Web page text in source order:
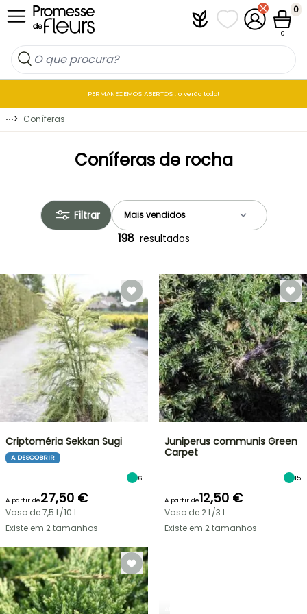
Ir para o Conteúdo PlantfitAs minhas listas
A minha
0
0
PERMANECEMOS ABERTOS : o verão todo!
⋯> Coníferas
Coníferas de rocha
Filtrar
198 resultados
Criptoméria Sekkan Sugi
A DESCOBRIR
6
A partir de27,50 €
Vaso de 7,5 L/10 L
Existe em 2 tamanhos
Juniperus communis Green
Carpet
15
A partir de12,50 €
Vaso de 2 L/3 L
Existe em 2 tamanhos